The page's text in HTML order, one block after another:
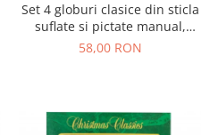
Set 4 globuri clasice din sticla
suflate si pictate manual,
Argcoms, Fabrica lui Mos
58,00 RON